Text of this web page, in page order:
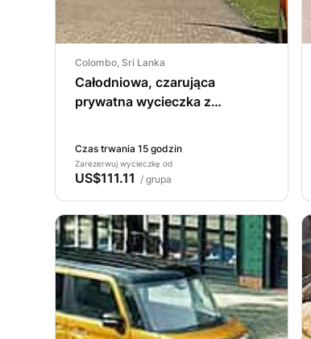
Colombo, Sri Lanka
Całodniowa, czarująca
prywatna wycieczka z
Czas trwania 15 godzin
Zarezerwuj wycieczkę od
US$111.11 / grupa